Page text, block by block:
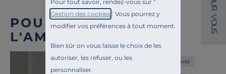
Pour tout savoir, rendez-vous sur "
Gestion des cookies". Vous pourrez y
modifier vos préférences à tout moment.
Bien sûr on vous laisse le choix de les
autoriser, les refuser, ou les
personnaliser.
POUR COMPLÉTER
L'AMBIANCE
Exclusivité
U
R
V
O
U
S